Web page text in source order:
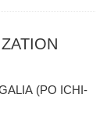
(PO ICHI-